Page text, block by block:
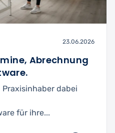
23.06.2026
Abrechnung
dabei
für ihre...